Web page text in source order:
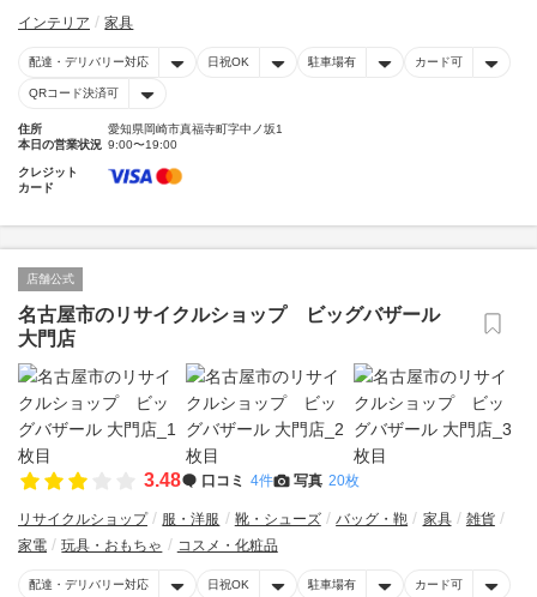
インテリア 家具
配達・デリバリー対応 日祝OK 駐車場有 カード可
QRコード決済可
住所
愛知県岡崎市真福寺町字中ノ坂1
本日の営業状況 9:00〜19:00
クレジット
カード
店舗公式
名古屋市のリサイクルショップ ビッグバザール
大門店
3.48 口コミ 4件 写真 20枚
リサイクルショップ 服・洋服 靴・シューズ バッグ・鞄 家具
雑貨
家電
玩具・おもちゃ コスメ・化粧品
配達・デリバリー対応 日祝OK 駐車場有 カード可